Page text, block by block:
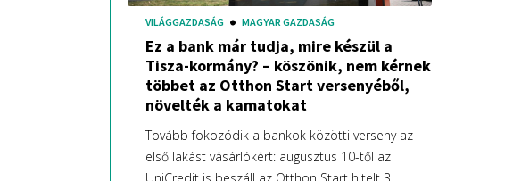
VILÁGGAZDASÁG MAGYAR GAZDASÁG
Ez a bank már tudja, mire készül a
Tisza-kormány? – köszönik, nem kérnek
többet az Otthon Start versenyéből,
növelték a kamatokat
Tovább fokozódik a bankok közötti verseny az
első lakást vásárlókért: augusztus 10-től az
UniCredit is beszáll az Otthon Start hitelt 3